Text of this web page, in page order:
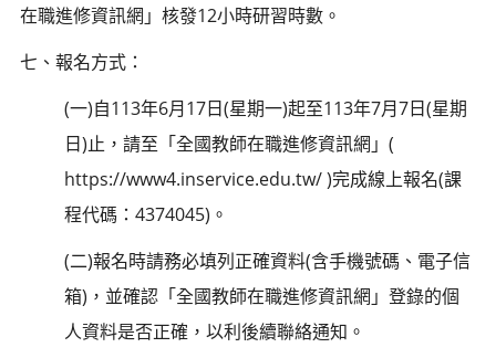
在職進修資訊網」核發12小時研習時數。
七、報名方式：
(一)自113年6月17日(星期一)起至113年7月7日(星期
日)止，請至「全國教師在職進修資訊網」(
https://www4.inservice.edu.tw/ )完成線上報名(課
程代碼：4374045)。
(二)報名時請務必填列正確資料(含手機號碼、電子信
箱)，並確認「全國教師在職進修資訊網」登錄的個
人資料是否正確，以利後續聯絡通知。